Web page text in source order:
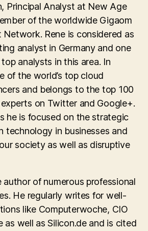
Principal Analyst at New Age
of the worldwide Gigaom
Network. Rene is considered as
analyst in Germany and one
analysts in this area. In
of the world’s top cloud
and belongs to the top 100
on Twitter and Google+.
he is focused on the strategic
technology in businesses and
society as well as disruptive
author of numerous professional
He regularly writes for well-
like Computerwoche, CIO
as well as Silicon.de and is cited